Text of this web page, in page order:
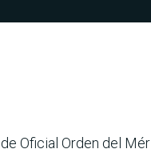
Oficial Orden del